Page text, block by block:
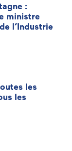
:
ministre
l’Industrie
les
les